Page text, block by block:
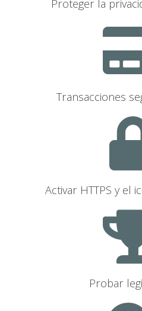
Proteger la
Transacciones
Activar HTTPS y el
Probar